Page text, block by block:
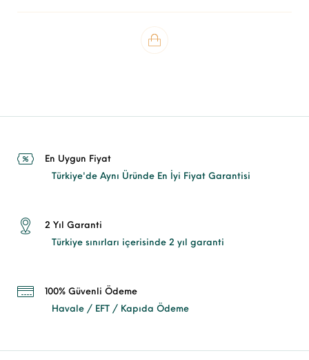
En Uygun Fiyat
Türkiye'de Aynı Üründe En İyi Fiyat Garantisi
2 Yıl Garanti
Türkiye sınırları içerisinde 2 yıl garanti
100% Güvenli Ödeme
Havale / EFT / Kapıda Ödeme